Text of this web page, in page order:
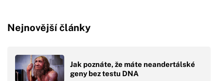
Nejnovější články
Jak poznáte, že máte neandertálské
geny bez testu DNA